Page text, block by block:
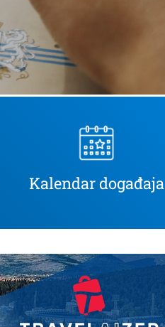
Kalendar događaja